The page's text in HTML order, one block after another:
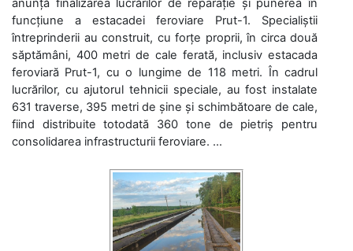
anunță finalizarea lucrărilor de reparație și punerea în
funcțiune a estacadei feroviare Prut-1. Specialiștii
întreprinderii au construit, cu forțe proprii, în circa două
săptămâni, 400 metri de cale ferată, inclusiv estacada
feroviară Prut-1, cu o lungime de 118 metri. În cadrul
lucrărilor, cu ajutorul tehnicii speciale, au fost instalate
631 traverse, 395 metri de șine și schimbătoare de cale,
fiind distribuite totodată 360 tone de pietriș pentru
consolidarea infrastructurii feroviare. ...